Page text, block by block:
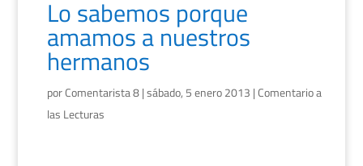
Lo sabemos porque
amamos a nuestros
hermanos
porComentarista 8|sábado, 5 enero 2013 |Comentario a
las Lecturas